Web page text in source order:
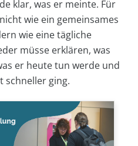
klar, was er meinte. Für
wie ein gemeinsames
wie eine tägliche
müsse erklären, was
er heute tun werde und
schneller ging.